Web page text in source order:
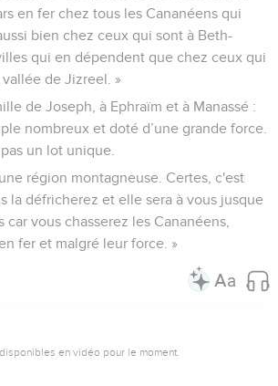
en fer chez tous les Cananéens qui
bien chez ceux qui sont à Beth-
qui en dépendent que chez ceux qui
de Jizreel. »
de Joseph, à Ephraïm et à Manassé :
nombreux et doté d’une grande force.
un lot unique.
région montagneuse. Certes, c'est
la défricherez et elle sera à vous jusque
car vous chasserez les Cananéens,
fer et malgré leur force. »
en vidéo pour le moment.